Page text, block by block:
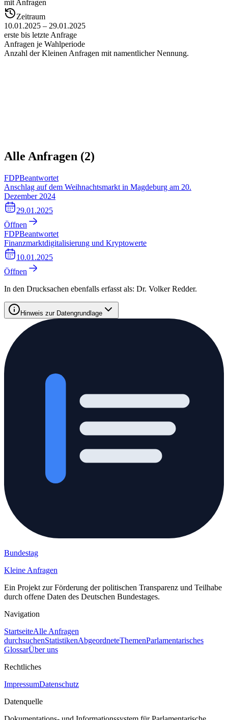
mit Anfragen
Zeitraum
10.01.2025 – 29.01.2025
erste bis letzte Anfrage
Anfragen je Wahlperiode
Anzahl der Kleinen Anfragen mit namentlicher Nennung.
Alle Anfragen (2)
FDPBeantwortet
Anschlag auf dem Weihnachtsmarkt in Magdeburg am 20.
Dezember 2024
29.01.2025
Öffnen
FDPBeantwortet
Finanzmarktdigitalisierung und Kryptowerte
10.01.2025
Öffnen
In den Drucksachen ebenfalls erfasst als: Dr. Volker Redder.
Hinweis zur Datengrundlage
Bundestag
Kleine Anfragen
Ein Projekt zur Förderung der politischen Transparenz und Teilhabe
durch offene Daten des Deutschen Bundestages.
Navigation
StartseiteAlle Anfragen
durchsuchenStatistikenAbgeordneteThemenParlamentarisches
GlossarÜber uns
Rechtliches
ImpressumDatenschutz
Datenquelle